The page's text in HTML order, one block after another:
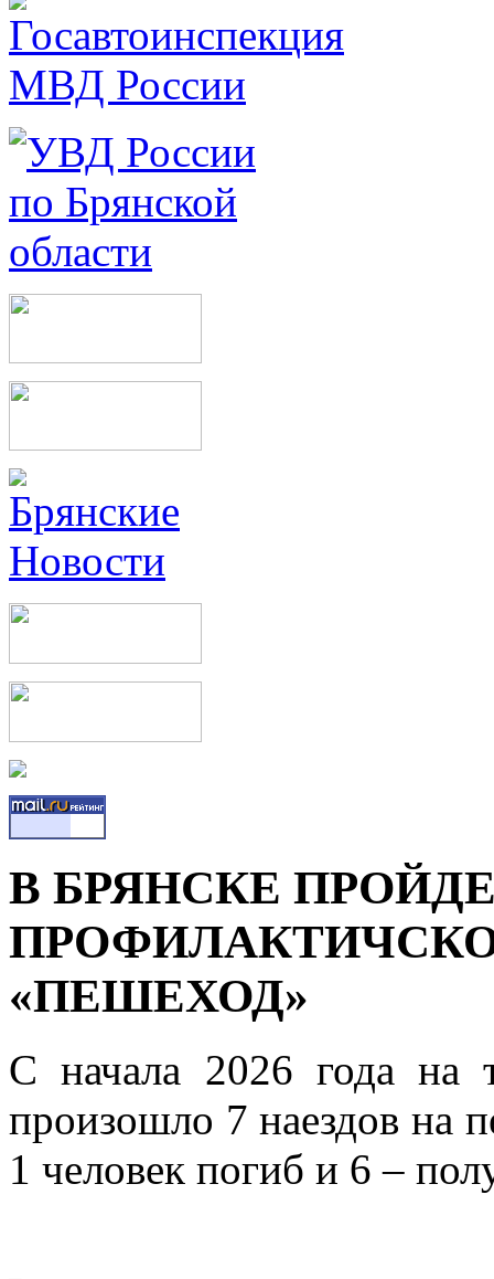
В БРЯНСКЕ
«ПЕШЕХОД»
С начала 2026 года на
произошло 7 наездов на
1 человек погиб и 6 –